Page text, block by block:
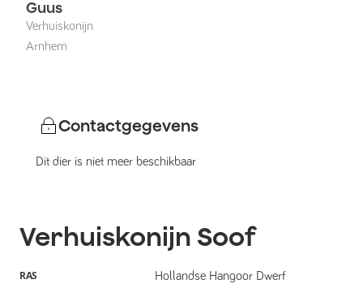
Guus
Verhuiskonijn
Arnhem
Contactgegevens
Dit dier is niet meer beschikbaar
Verhuiskonijn Soof
RAS Hollandse Hangoor Dwerf